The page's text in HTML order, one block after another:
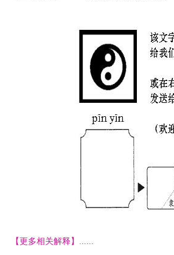
【更多相关解释】......